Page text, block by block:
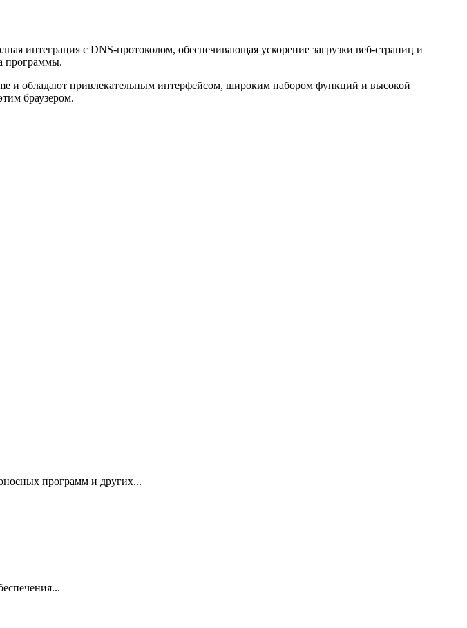
интеграция с DNS-протоколом, обеспечивающая ускорение загрузки веб-страниц и
программы.
и обладают привлекательным интерфейсом, широким набором функций и высокой
браузером.
программ и других...